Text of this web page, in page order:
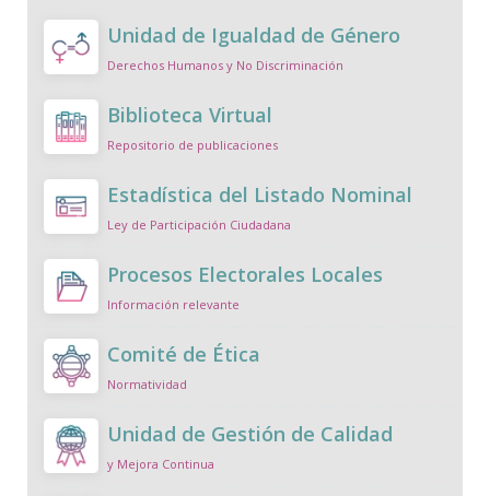
Unidad de Igualdad de Género
Derechos Humanos y No Discriminación
Biblioteca Virtual
Repositorio de publicaciones
Estadística del Listado Nominal
Ley de Participación Ciudadana
Procesos Electorales Locales
Información relevante
Comité de Ética
Normatividad
Unidad de Gestión de Calidad
y Mejora Continua